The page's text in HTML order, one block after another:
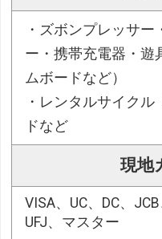
・ズボンプレッサ
ー・携帯充電器・遊
ムボードなど）
・レンタルサイク
ドなど
現地
VISA、UC、DC、
UFJ、マスター